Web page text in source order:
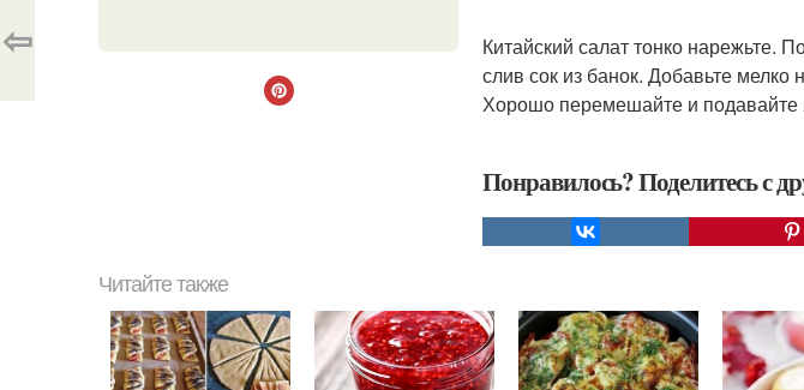
Китайский салат тонко нарежьте.
слив сок из банок. Добавьте
Хорошо перемешайте и подавайте
Понравилось? Поделитесь с
⇦
Читайте также